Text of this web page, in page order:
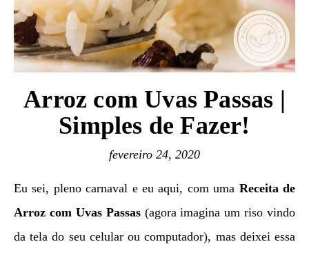
Arroz com Uvas Passas |
Simples de Fazer!
fevereiro 24, 2020
Eu sei, pleno carnaval e eu aqui, com uma Receita de
Arroz com Uvas Passas(agora imagina um riso vindo
da tela do seu celular ou computador), mas deixei essa